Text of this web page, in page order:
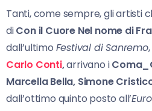
Tanti, come sempre, gli artisti
diCon il Cuore Nel nome di
dall’ultimo Festival di Sanremo
Carlo Conti,arrivano i
Marcella Bella, Simone
dall’ottimo quinto posto all’